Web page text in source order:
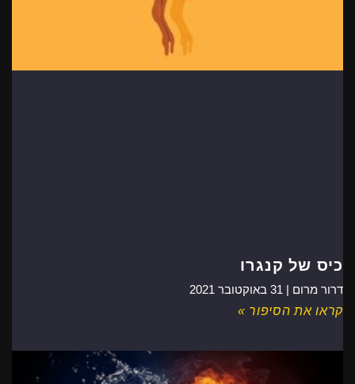
כיס של קנגרו
דרור מרום | 31 באוקטובר 2021
קראו את הסיפור »